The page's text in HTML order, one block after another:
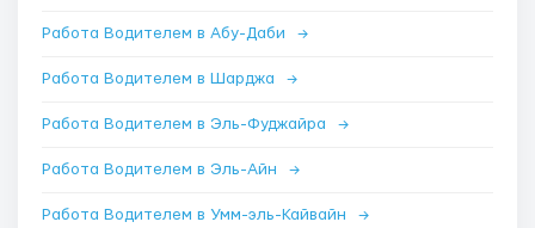
Работа Водителем в Абу-Даби →
Работа Водителем в Шарджа →
Работа Водителем в Эль-Фуджайра →
Работа Водителем в Эль-Айн →
Работа Водителем в Умм-эль-Кайвайн →